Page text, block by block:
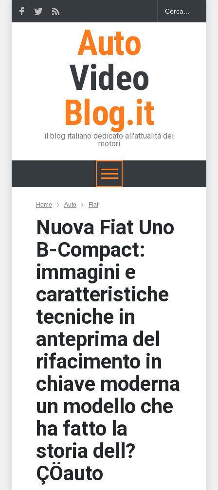
Auto
Video
Blog.it
il blog italiano dedicato all'attualità dei
motori
Home Auto Fiat
Nuova Fiat Uno
B-Compact:
immagini e
caratteristiche
tecniche in
anteprima del
rifacimento in
chiave moderna
un modello che
ha fatto la
storia dell?
ÇÖauto